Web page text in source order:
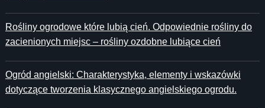
Rośliny ogrodowe które lubią cień. Odpowiednie rośliny do
zacienionych miejsc – rośliny ozdobne lubiące cień
Ogród angielski: Charakterystyka, elementy i wskazówki
dotyczące tworzenia klasycznego angielskiego ogrodu.